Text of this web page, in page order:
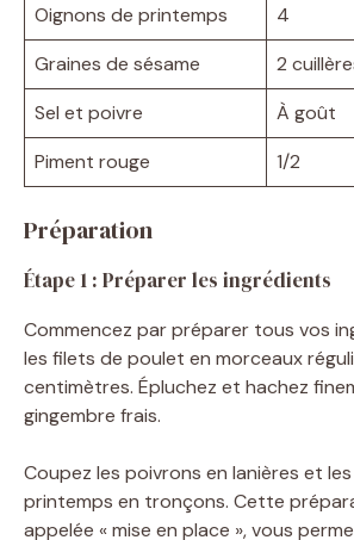
Oignons de printemps
4
Graines de sésame
2
Sel et poivre
À goût
Piment rouge
1/2
Préparation
Étape 1 : Préparer les ingrédients
Commencez par préparer tous vos
les filets de poulet en morceaux
centimètres. Épluchez et hachez
gingembre frais.
Coupez les poivrons en lanières et
printemps en tronçons. Cette
appelée « mise en place », vous